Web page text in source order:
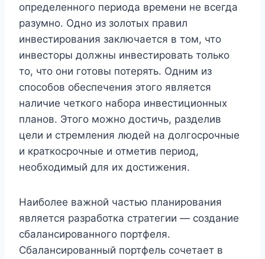
определенного периода времени не всегда
разумно. Одно из золотых правил
инвестирования заключается в том, что
инвесторы должны инвестировать только
то, что они готовы потерять. Одним из
способов обеспечения этого является
наличие четкого набора инвестиционных
планов. Этого можно достичь, разделив
цели и стремления людей на долгосрочные
и краткосрочные и отметив период,
необходимый для их достижения.
Наиболее важной частью планирования
является разработка стратегии — создание
сбалансированного портфеля.
Сбалансированный портфель сочетает в